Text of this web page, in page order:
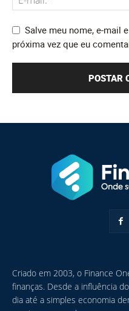
Salve meu nome, e-mail
próxima vez que eu
Criado em 2003, o Finance
finanças. Desde a influência
dia até a simples economia